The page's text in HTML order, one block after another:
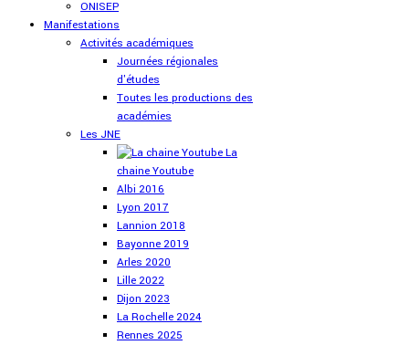
ONISEP
Manifestations
Activités académiques
Journées régionales
d'études
Toutes les productions des
académies
Les JNE
La
chaine Youtube
Albi 2016
Lyon 2017
Lannion 2018
Bayonne 2019
Arles 2020
Lille 2022
Dijon 2023
La Rochelle 2024
Rennes 2025